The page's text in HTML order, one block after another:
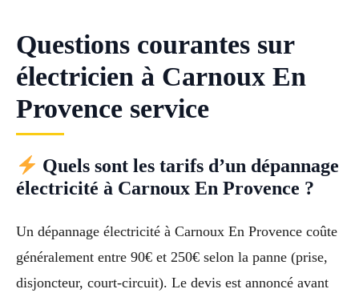
Questions courantes sur
électricien à Carnoux En
Provence service
Quels sont les tarifs d’un dépannage
électricité à Carnoux En Provence ?
Un dépannage électricité à Carnoux En Provence coûte
généralement entre 90€ et 250€ selon la panne (prise,
disjoncteur, court-circuit). Le devis est annoncé avant